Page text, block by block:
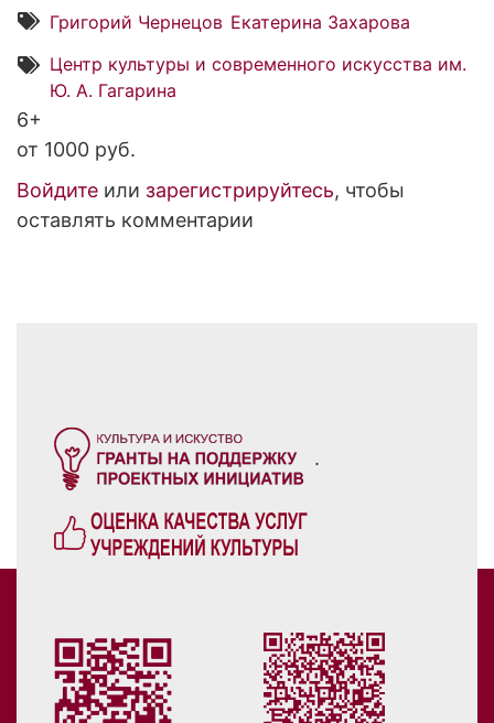
Григорий Чернецов Екатерина Захарова
Центр культуры и современного искусства им.
Ю. А. Гагарина
6+
от 1000 руб.
Войдите или зарегистрируйтесь, чтобы
оставлять комментарии
.